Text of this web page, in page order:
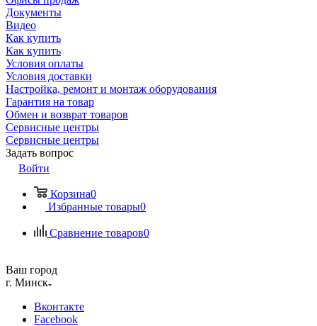
Документы
Видео
Как купить
Как купить
Условия оплаты
Условия доставки
Настройка, ремонт и монтаж оборудования
Гарантия на товар
Обмен и возврат товаров
Сервисные центры
Сервисные центры
Задать вопрос
Войти
Корзина0
Избранные товары0
Сравнение товаров0
Ваш город
г. Минск
Вконтакте
Facebook